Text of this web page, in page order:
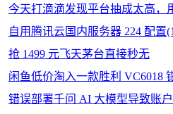
今天打滴滴发现平台抽成太高，
自用腾讯云国内服务器 224 配置
抢 1499 元飞天茅台直接秒无
闲鱼低价淘入一款胜利 VC6018
错误部署千问 AI 大模型导致账